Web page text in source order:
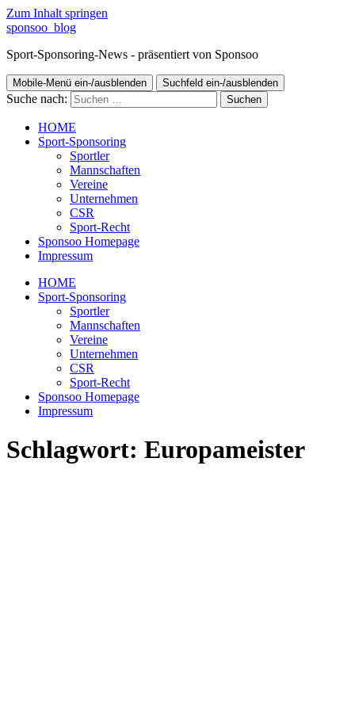
Zum Inhalt springen
sponsoo_blog
Sport-Sponsoring-News - präsentiert von Sponsoo
Mobile-Menü ein-/ausblenden Suchfeld ein-/ausblenden
Suche nach:
HOME
Sport-Sponsoring
Sportler
Mannschaften
Vereine
Unternehmen
CSR
Sport-Recht
Sponsoo Homepage
Impressum
HOME
Sport-Sponsoring
Sportler
Mannschaften
Vereine
Unternehmen
CSR
Sport-Recht
Sponsoo Homepage
Impressum
Schlagwort: Europameister